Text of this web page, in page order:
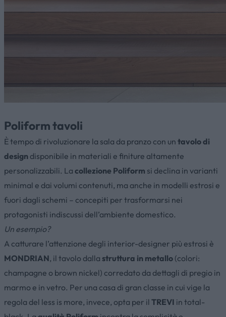
Poliform tavoli
È tempo di rivoluzionare la sala da pranzo con un tavolo di
designdisponibile in materiali e finiture altamente
personalizzabili. La collezione Poliform si declina in varianti
minimal e dai volumi contenuti, ma anche in modelli estrosi e
fuori dagli schemi – concepiti per trasformarsi nei
protagonisti indiscussi dell’ambiente domestico.
Un esempio?
A catturare l’attenzione degli interior-designer più estrosi è
MONDRIAN, il tavolo dalla struttura in metallo(colori:
champagne o brown nickel) corredato da dettagli di pregio in
marmo e in vetro. Per una casa di gran classe in cui vige la
regola del less is more, invece, opta per il TREVI in total-